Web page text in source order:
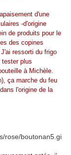
d'une
-d'origine
de produits pour le
des copines
ressorti du frigo
plus
à Michèle.
ça marche du feu
l'origine de la